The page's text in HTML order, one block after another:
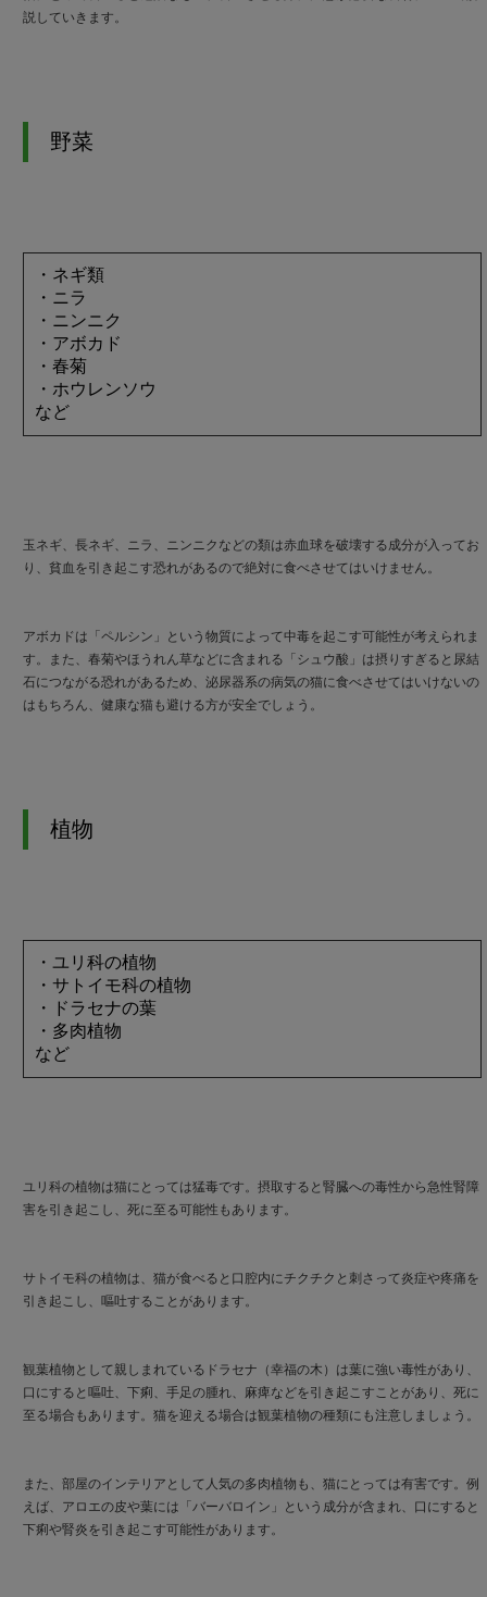
説していきます。
野菜
・ネギ類
・ニラ
・ニンニク
・アボカド
・春菊
・ホウレンソウ
など
玉ネギ、長ネギ、ニラ、ニンニクなどの類は赤血球を破壊する成分が入ってお
り、貧血を引き起こす恐れがあるので絶対に食べさせてはいけません。
アボカドは「ペルシン」という物質によって中毒を起こす可能性が考えられま
す。また、春菊やほうれん草などに含まれる「シュウ酸」は摂りすぎると尿結
石につながる恐れがあるため、泌尿器系の病気の猫に食べさせてはいけないの
はもちろん、健康な猫も避ける方が安全でしょう。
植物
・ユリ科の植物
・サトイモ科の植物
・ドラセナの葉
・多肉植物
など
ユリ科の植物は猫にとっては猛毒です。摂取すると腎臓への毒性から急性腎障
害を引き起こし、死に至る可能性もあります。
サトイモ科の植物は、猫が食べると口腔内にチクチクと刺さって炎症や疼痛を
引き起こし、嘔吐することがあります。
観葉植物として親しまれているドラセナ（幸福の木）は葉に強い毒性があり、
口にすると嘔吐、下痢、手足の腫れ、麻痺などを引き起こすことがあり、死に
至る場合もあります。猫を迎える場合は観葉植物の種類にも注意しましょう。
また、部屋のインテリアとして人気の多肉植物も、猫にとっては有害です。例
えば、アロエの皮や葉には「バーバロイン」という成分が含まれ、口にすると
下痢や腎炎を引き起こす可能性があります。